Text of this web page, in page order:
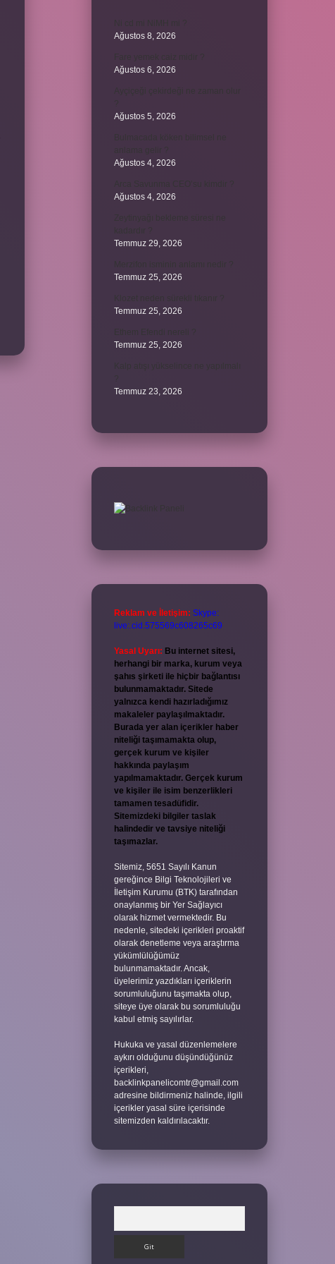
Ağustos 8, 2026
Ağustos 6, 2026
Ağustos 5, 2026
Ağustos 4, 2026
Ağustos 4, 2026
Temmuz 29, 2026
Temmuz 25, 2026
Temmuz 25, 2026
Temmuz 25, 2026
Temmuz 23, 2026
Reklam ve İletişim: Skype:
live:.cid.575569c608265c69
Yasal Uyarı: Bu internet sitesi,
herhangi bir marka, kurum veya
şahıs şirketi ile hiçbir bağlantısı
bulunmamaktadır. Sitede
yalnızca kendi hazırladığımız
makaleler paylaşılmaktadır.
Burada yer alan içerikler haber
niteliği taşımamakta olup,
gerçek kurum ve kişiler
hakkında paylaşım
yapılmamaktadır. Gerçek kurum
ve kişiler ile isim benzerlikleri
tamamen tesadüfidir.
Sitemizdeki bilgiler taslak
halindedir ve tavsiye niteliği
taşımazlar.
Sitemiz, 5651 Sayılı Kanun
gereğince Bilgi Teknolojileri ve
İletişim Kurumu (BTK) tarafından
onaylanmış bir Yer Sağlayıcı
olarak hizmet vermektedir. Bu
nedenle, sitedeki içerikleri proaktif
olarak denetleme veya araştırma
yükümlülüğümüz
bulunmamaktadır. Ancak,
üyelerimiz yazdıkları içeriklerin
sorumluluğunu taşımakta olup,
siteye üye olarak bu sorumluluğu
kabul etmiş sayılırlar.
Hukuka ve yasal düzenlemelere
aykırı olduğunu düşündüğünüz
içerikleri,
backlinkpanelicomtr@gmail.com
adresine bildirmeniz halinde, ilgili
içerikler yasal süre içerisinde
sitemizden kaldırılacaktır.